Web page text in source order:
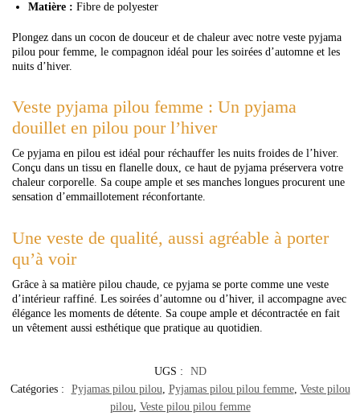
Matière : Fibre de polyester
Plongez dans un cocon de douceur et de chaleur avec notre veste pyjama
pilou pour femme, le compagnon idéal pour les soirées d’automne et les
nuits d’hiver.
Veste pyjama pilou femme : Un pyjama
douillet en pilou pour l’hiver
Ce pyjama en pilou est idéal pour réchauffer les nuits froides de l’hiver.
Conçu dans un tissu en flanelle doux, ce haut de pyjama préservera votre
chaleur corporelle. Sa coupe ample et ses manches longues procurent une
sensation d’emmaillotement réconfortante.
Une veste de qualité, aussi agréable à porter
qu’à voir
Grâce à sa matière pilou chaude, ce pyjama se porte comme une veste
d’intérieur raffiné. Les soirées d’automne ou d’hiver, il accompagne avec
élégance les moments de détente. Sa coupe ample et décontractée en fait
un vêtement aussi esthétique que pratique au quotidien.
UGS :
ND
Catégories :
Pyjamas pilou pilou, Pyjamas pilou pilou femme, Veste pilou
pilou, Veste pilou pilou femme